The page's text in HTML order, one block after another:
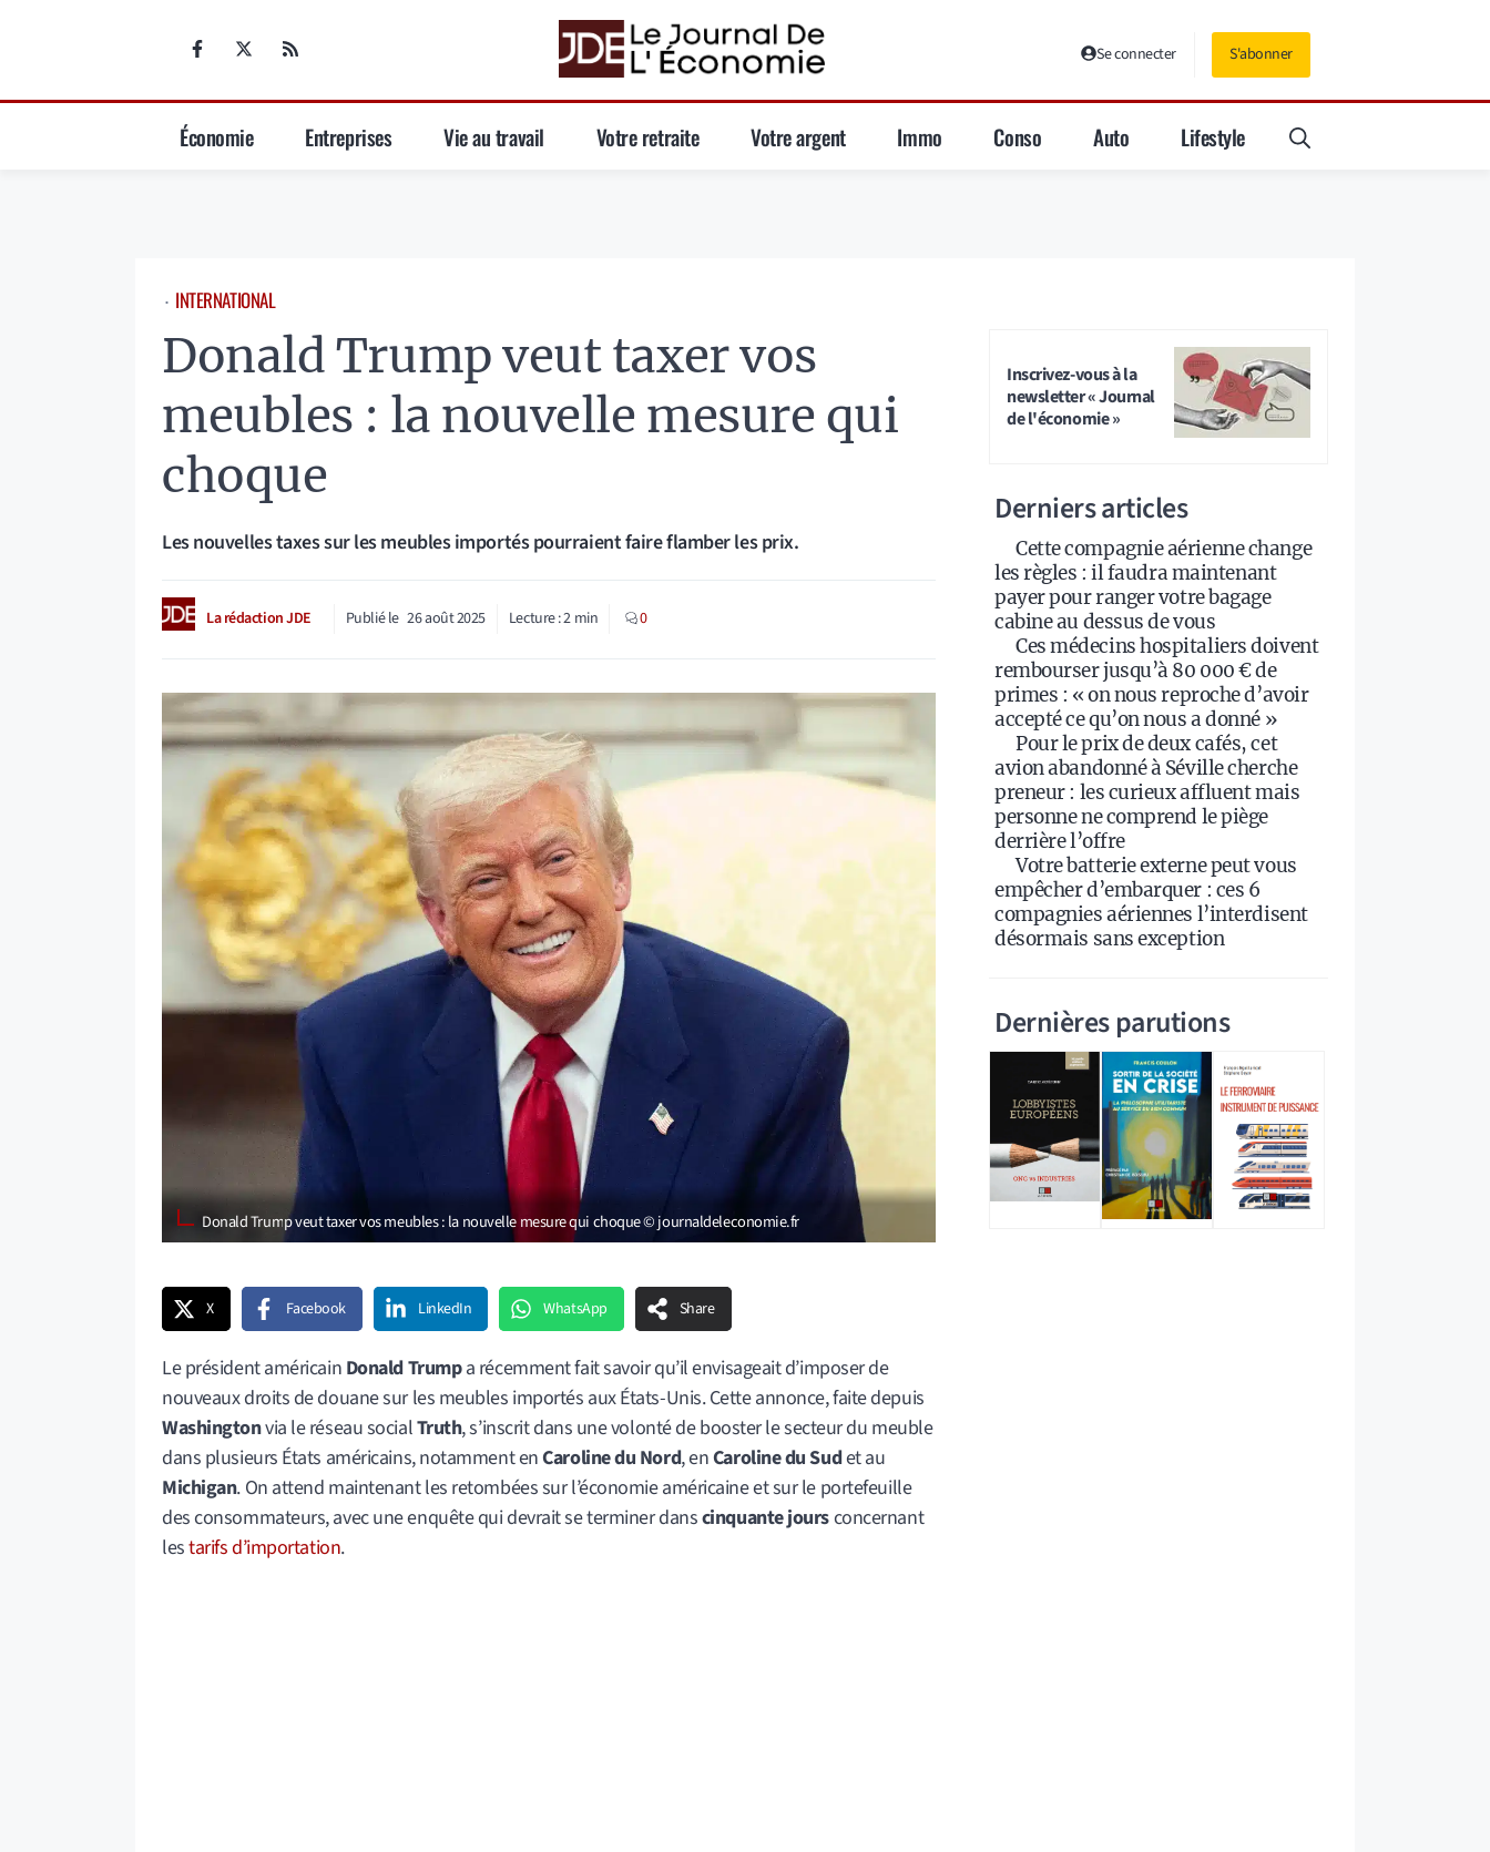
Se connecter S'abonner
Économie Entreprises Vie au travail Votre retraite Votre argent Immo Conso Auto Lifestyle
⋅ INTERNATIONAL
Donald Trump veut taxer vos
meubles : la nouvelle mesure qui
choque
Les nouvelles taxes sur les meubles importés pourraient faire flamber les prix.
La rédaction JDE Publié le 26 août 2025 Lecture :2 min 0
Donald Trump veut taxer vos meubles : la nouvelle mesure qui choque © journaldeleconomie.fr
X Facebook LinkedIn WhatsApp Share
Le président américain Donald Trumpa récemment fait savoir qu’il envisageait d’imposer de
nouveaux droits de douane sur les meubles importés aux États-Unis. Cette annonce, faite depuis
Washingtonvia le réseau socialTruth, s’inscrit dans une volonté de booster le secteur du meuble
dans plusieurs États américains, notamment enCaroline du Nord, enCaroline du Sudet au
Michigan. On attend maintenant les retombées sur l’économie américaine et sur le portefeuille
des consommateurs, avec une enquête qui devrait se terminer danscinquante joursconcernant
lestarifs d’importation.
Inscrivez-vous à la
newsletter « Journal
de l'économie »
Derniers articles
Cette compagnie aérienne change
les règles : il faudra maintenant
payer pour ranger votre bagage
cabine au dessus de vous
Ces médecins hospitaliers doivent
rembourser jusqu’à 80 000 € de
primes : « on nous reproche d’avoir
accepté ce qu’on nous a donné »
Pour le prix de deux cafés, cet
avion abandonné à Séville cherche
preneur : les curieux affluent mais
personne ne comprend le piège
derrière l’offre
Votre batterie externe peut vous
empêcher d’embarquer : ces 6
compagnies aériennes l’interdisent
désormais sans exception
Dernières parutions